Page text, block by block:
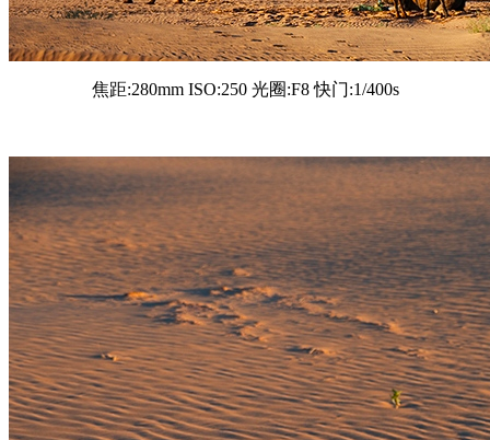
焦距:280mm ISO:250 光圈:F8 快门:1/400s